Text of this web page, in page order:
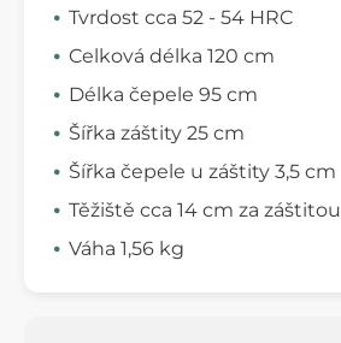
Tvrdost cca 52 - 54 HRC
Celková délka 120 cm
Délka čepele 95 cm
Šířka záštity 25 cm
Šířka čepele u záštity 3,5 cm
Těžiště cca 14 cm za záštitou
Váha 1,56 kg